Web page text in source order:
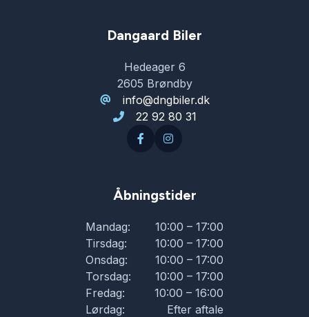
Dangaard Biler
Hedeager 6
2605 Brøndby
info@dngbiler.dk
22 92 80 31
Åbningstider
Mandag:
10:00 – 17:00
Tirsdag:
10:00 – 17:00
Onsdag:
10:00 – 17:00
Torsdag:
10:00 – 17:00
Fredag:
10:00 – 16:00
Lørdag:
Efter aftale